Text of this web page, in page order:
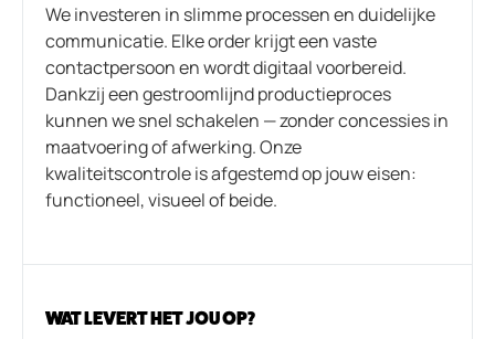
We investeren in slimme processen en duidelijke
communicatie. Elke order krijgt een vaste
contactpersoon en wordt digitaal voorbereid.
Dankzij een gestroomlijnd productieproces
kunnen we snel schakelen — zonder concessies in
maatvoering of afwerking. Onze
kwaliteitscontrole is afgestemd op jouw eisen:
functioneel, visueel of beide.
WAT LEVERT HET JOU OP?